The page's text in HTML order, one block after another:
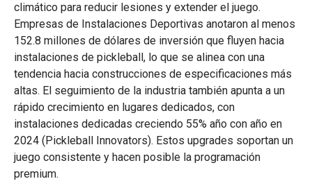
climático para reducir lesiones y extender el juego.
Empresas de Instalaciones Deportivas anotaron al menos
152.8 millones de dólares de inversión que fluyen hacia
instalaciones de pickleball, lo que se alinea con una
tendencia hacia construcciones de especificaciones más
altas. El seguimiento de la industria también apunta a un
rápido crecimiento en lugares dedicados, con
instalaciones dedicadas creciendo 55% año con año en
2024 (Pickleball Innovators). Estos upgrades soportan un
juego consistente y hacen posible la programación
premium.